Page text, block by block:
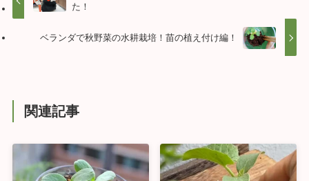
た！
ベランダで秋野菜の水耕栽培！苗の植え付け編！
関連記事